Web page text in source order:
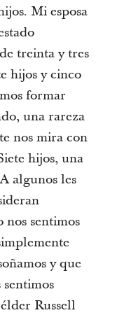
Mi esposa
treinta y tres
hijos y cinco
formar
una rareza
nos mira con
hijos, una
algunos les
sentimos
y que
Russell